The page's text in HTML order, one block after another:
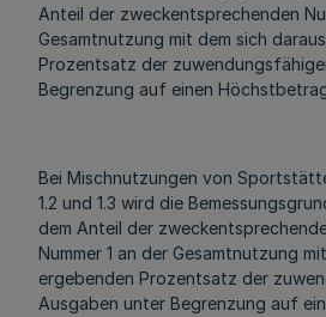
Anteil der zweckentsprechenden
Gesamtnutzung mit dem sich
Prozentsatz der
Begrenzung auf einen
Bei Mischnutzungen von
1.2 und 1.3 wird die
dem Anteil der
Nummer 1 an der Gesamtnutzung
ergebenden Prozentsatz der
Ausgaben unter Begrenzung auf